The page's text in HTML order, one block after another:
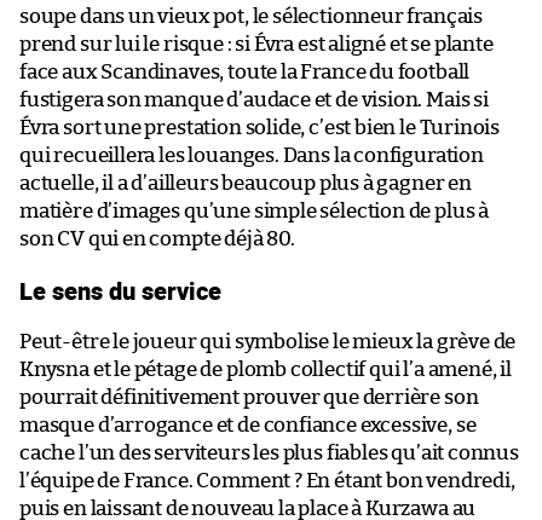
soupe dans un vieux pot, le sélectionneur français
prend sur lui le risque : si Évra est aligné et se plante
face aux Scandinaves, toute la France du football
fustigera son manque d’audace et de vision. Mais si
Évra sort une prestation solide, c’est bien le Turinois
qui recueillera les louanges. Dans la configuration
actuelle, il a d’ailleurs beaucoup plus à gagner en
matière d’images qu’une simple sélection de plus à
son CV qui en compte déjà 80.
Le sens du service
Peut-être le joueur qui symbolise le mieux la grève de
Knysna et le pétage de plomb collectif qui l’a amené, il
pourrait définitivement prouver que derrière son
masque d’arrogance et de confiance excessive, se
cache l’un des serviteurs les plus fiables qu’ait connus
l’équipe de France. Comment ? En étant bon vendredi,
puis en laissant de nouveau la place à Kurzawa au